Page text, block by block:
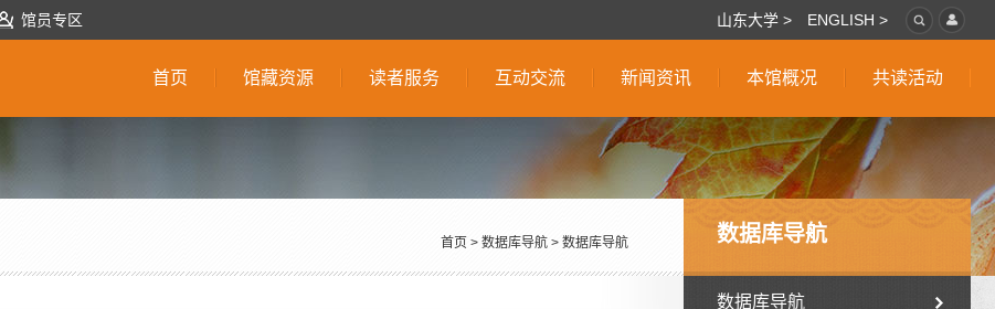
馆员专区 山东大学 > ENGLISH >
首页 馆藏资源 读者服务 互动交流 新闻资讯 本馆概况 共读活动
数据库导航
数据库导航
首页 > 数据库导航 > 数据库导航